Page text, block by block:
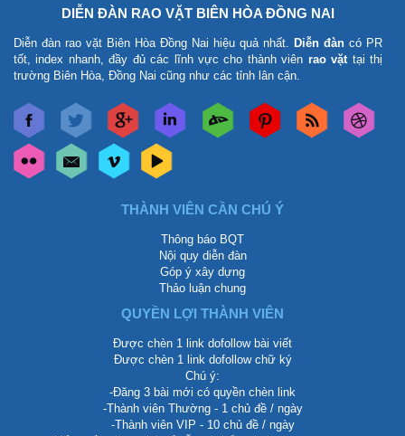
DIỄN ĐÀN RAO VẶT BIÊN HÒA ĐỒNG NAI
Diễn đàn rao vặt Biên Hòa Đồng Nai hiệu quả nhất. Diễn đàn có PR
tốt, index nhanh, đầy đủ các lĩnh vực cho thành viên rao vặt tại thị
trường Biên Hòa, Đồng Nai cũng như các tỉnh lân cận.
THÀNH VIÊN CẦN CHÚ Ý
Thông báo BQT
Nội quy diễn đàn
Góp ý xây dựng
Thảo luận chung
QUYỀN LỢI THÀNH VIÊN
Được chèn 1 link dofollow bài viết
Được chèn 1 link dofollow chữ ký
Chú ý:
-Đăng 3 bài mới có quyền chèn link
-Thành viên Thường - 1 chủ đề / ngày
-Thành viên VIP - 10 chủ đề / ngày